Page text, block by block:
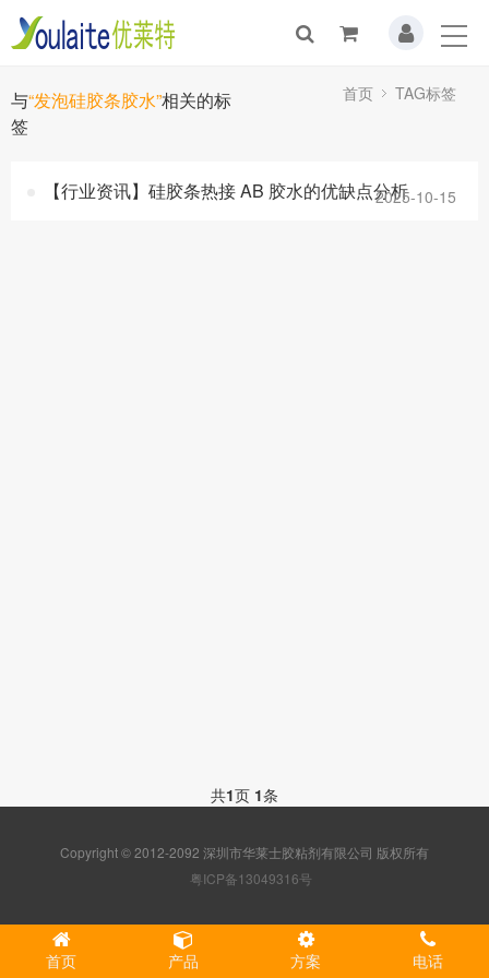
与“发泡硅胶条胶水”相关的标
签
首页 TAG标签
【行业资讯】硅胶条热接 AB 胶水的优缺点分析2025-10-15
共1页 1条
Copyright © 2012-2092 深圳市华莱士胶粘剂有限公司 版权所有
粤ICP备13049316号
首页 产品 方案 电话